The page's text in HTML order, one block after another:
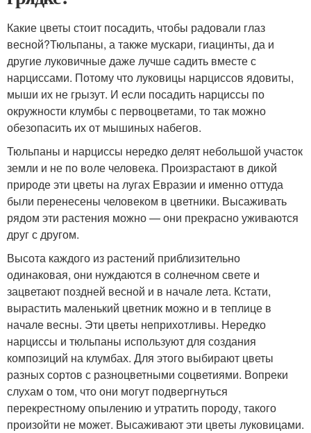
Какие цветы стоит посадить, чтобы радовали глаз
весной?Тюльпаны, а также мускари, гиацинты, да и
другие луковичные даже лучше садить вместе с
нарциссами. Потому что луковицы нарциссов ядовиты,
мыши их не грызут. И если посадить нарциссы по
окружности клумбы с первоцветами, то так можно
обезопасить их от мышиных набегов.
Тюльпаны и нарциссы нередко делят небольшой участок
земли и не по воле человека. Произрастают в дикой
природе эти цветы на лугах Евразии и именно оттуда
были перенесены человеком в цветники. Высаживать
рядом эти растения можно — они прекрасно уживаются
друг с другом.
Высота каждого из растений приблизительно
одинаковая, они нуждаются в солнечном свете и
зацветают поздней весной и в начале лета. Кстати,
вырастить маленький цветник можно и в теплице в
начале весны. Эти цветы неприхотливы. Нередко
нарциссы и тюльпаны используют для создания
композиций на клумбах. Для этого выбирают цветы
разных сортов с разноцветными соцветиями. Вопреки
слухам о том, что они могут подвергнуться
перекрестному опылению и утратить породу, такого
произойти не может. Высаживают эти цветы луковицами.